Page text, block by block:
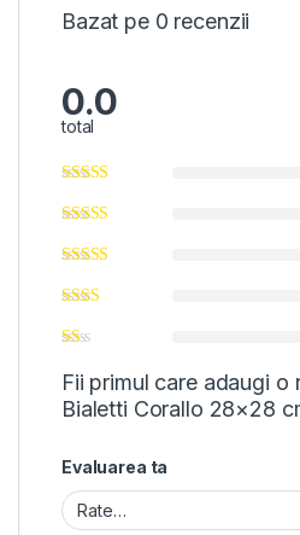
Bazat pe 0 recenzii
0.0
total
Fii primul care adaugi o
Bialetti Corallo 28×28
Evaluarea ta